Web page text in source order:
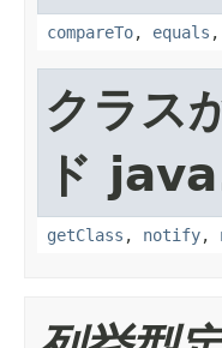
compareTo, equals ,
クラス
ド
getClass , notify,